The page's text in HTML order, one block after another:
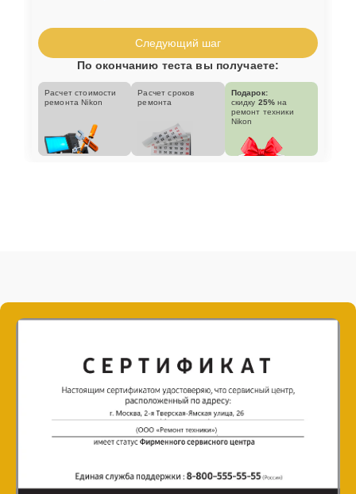
Следующий шаг
По окончанию теста вы получаете:
Расчет стоимости
ремонта Nikon
Расчет сроков
ремонта
Подарок:
скидку 25% на
ремонт техники
Nikon